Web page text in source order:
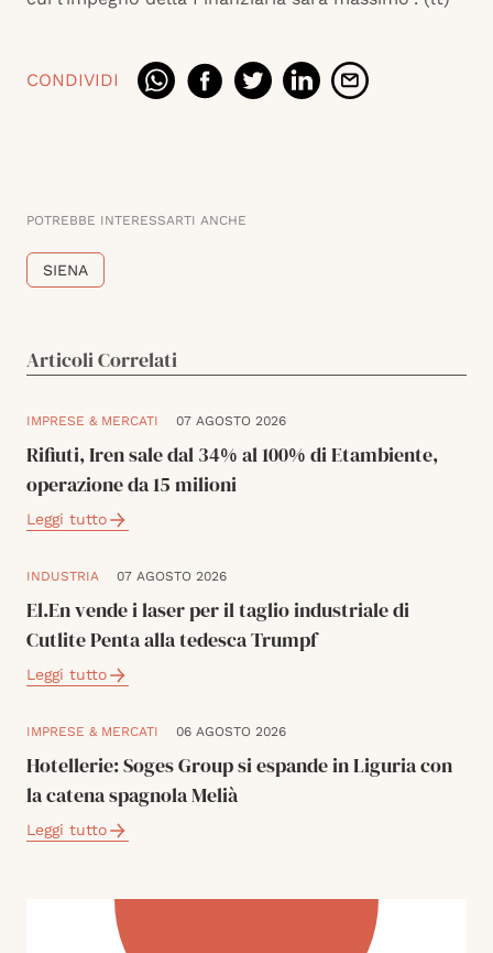
CONDIVIDI
POTREBBE INTERESSARTI ANCHE
SIENA
Articoli Correlati
IMPRESE & MERCATI 07 AGOSTO 2026
Rifiuti, Iren sale dal 34% al 100% di Etambiente,
operazione da 15 milioni
Leggi tutto
INDUSTRIA 07 AGOSTO 2026
El.En vende i laser per il taglio industriale di
Cutlite Penta alla tedesca Trumpf
Leggi tutto
IMPRESE & MERCATI 06 AGOSTO 2026
Hotellerie: Soges Group si espande in Liguria con
la catena spagnola Melià
Leggi tutto